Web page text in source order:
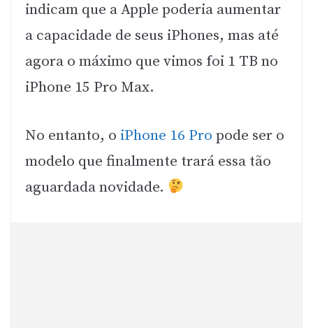
indicam que a Apple poderia aumentar
a capacidade de seus iPhones, mas até
agora o máximo que vimos foi 1 TB no
iPhone 15 Pro Max.
No entanto, o iPhone 16 Pro pode ser o
modelo que finalmente trará essa tão
aguardada novidade.